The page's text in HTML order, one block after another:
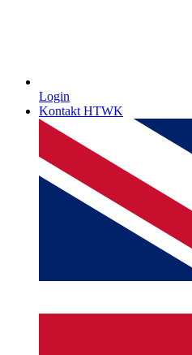
Login
Kontakt HTWK